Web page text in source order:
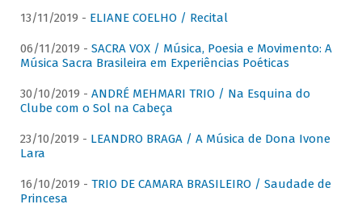
13/11/2019 - ELIANE COELHO / Recital
06/11/2019 - SACRA VOX / Música, Poesia e Movimento: A
Música Sacra Brasileira em Experiências Poéticas
30/10/2019 - ANDRÉ MEHMARI TRIO / Na Esquina do
Clube com o Sol na Cabeça
23/10/2019 - LEANDRO BRAGA / A Música de Dona Ivone
Lara
16/10/2019 - TRIO DE CAMARA BRASILEIRO / Saudade de
Princesa